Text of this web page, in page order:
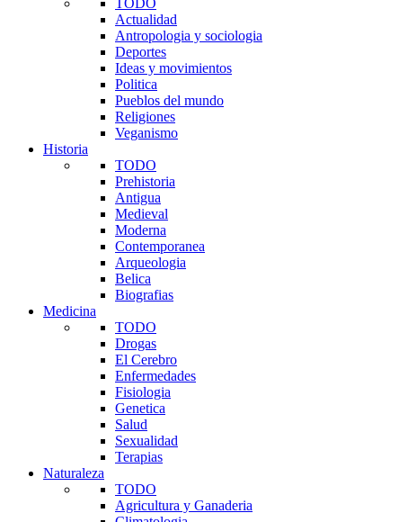
Actualidad
Antropologia y sociologia
Deportes
Ideas y movimientos
Politica
Pueblos del mundo
Religiones
Veganismo
Historia
TODO
Prehistoria
Antigua
Medieval
Moderna
Contemporanea
Arqueologia
Belica
Biografias
Medicina
TODO
Drogas
El Cerebro
Enfermedades
Fisiologia
Genetica
Salud
Sexualidad
Terapias
Naturaleza
TODO
Agricultura y Ganaderia